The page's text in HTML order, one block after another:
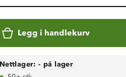
Legg i handlekurv
Nettlager: - på lager